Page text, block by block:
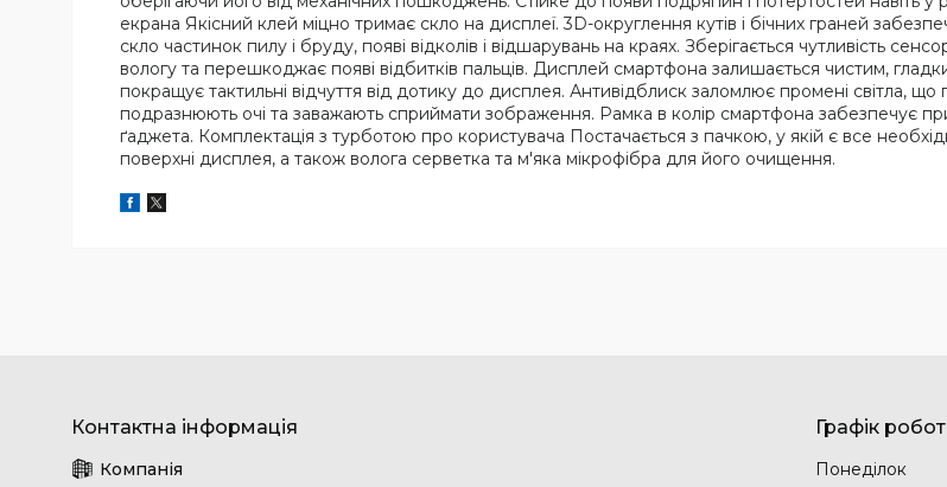
екрана Якісний клей міцно тримає скло на дисплеї. 3D-округлення кутів і бічних граней
скло частинок пилу і бруду, появі відколів і відшарувань на краях. Зберігається чутливість
вологу та перешкоджає появі відбитків пальців. Дисплей смартфона залишається чистим,
покращує тактильні відчуття від дотику до дисплея. Антивідблиск заломлює промені світла, що
подразнюють очі та заважають сприймати зображення. Рамка в колір смартфона забезпечує
ґаджета. Комплектація з турботою про користувача Постачається з пачкою, у якій є все
поверхні дисплея, а також волога серветка та м'яка мікрофібра для його очищення.
Графік
Понеділок